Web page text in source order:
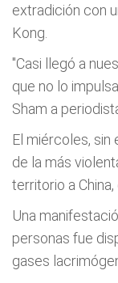
extradición con
Kong.
"Casi llegó a
que no lo
Sham a
El miércoles,
de la más
territorio a China,
Una
personas fue
gases